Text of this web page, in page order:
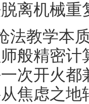
离机械重
法教学本
般精密计
次开火都
焦虑之地